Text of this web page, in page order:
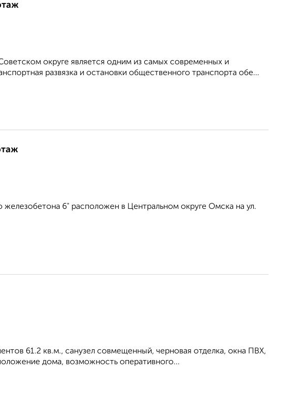
округе является одним из самых современных и
развязка и остановки общественного транспорта обе...
6" расположен в Центральном округе Омска на ул.
61.2 кв.м., санузел совмещенный, черновая отделка, окна ПВХ,
дома, возможность оперативного...